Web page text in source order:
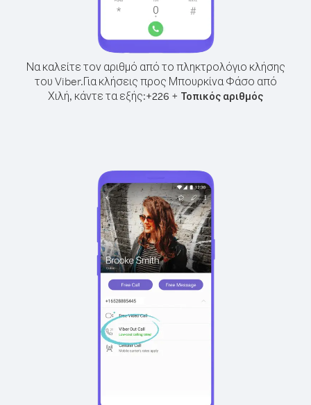
Να καλείτε τον αριθμό από το πληκτρολόγιο κλήσης
του Viber.Για κλήσεις προς Μπουρκίνα Φάσο από
Χιλή, κάντε τα εξής:+226 + Τοπικός αριθμός